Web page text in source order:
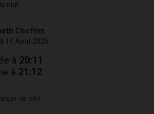
nuit
Choftim
14 Août 2026
à 20:11
à 21:12
de ville